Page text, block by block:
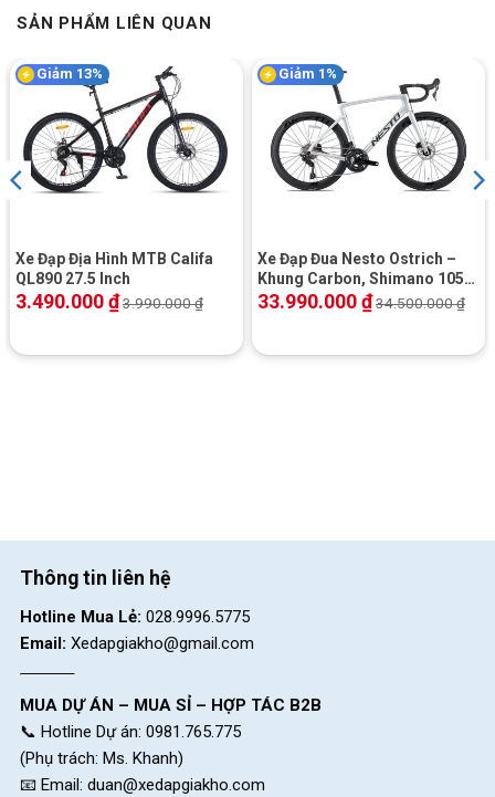
Xe đạp gấp Ruhm bộ truyền động mạnh mẽ
SẢN PHẨM LIÊN QUAN
Giảm 13%
Xe Đạp Địa Hình MTB Califa
QL890 27.5 Inch
3.490.000₫3.990.000₫
Giảm 1%
Xe Đạp Đua Nesto Ostrich –
Khung Carbon, Shimano 105,
Phanh Đĩa Dầu
33.990.000₫34.500.000₫
Thông tin liên hệ
Hotline Mua Lẻ: 028.9996.5775
Email: Xedapgiakho@gmail.com
MUA DỰ ÁN – MUA SỈ – HỢP TÁC B2B
📞 Hotline Dự án: 0981.765.775
(Phụ trách: Ms. Khanh)
📧 Email: duan@xedapgiakho.com